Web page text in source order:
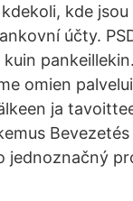
kde
účty.
omien
ja
Bevezetés
jednoznačný